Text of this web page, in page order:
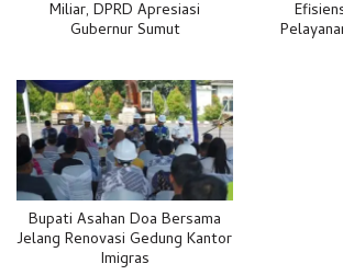
Miliar, DPRD Apresiasi
Gubernur Sumut
Bupati Asahan Doa Bersama
Jelang Renovasi Gedung Kantor
Imigras